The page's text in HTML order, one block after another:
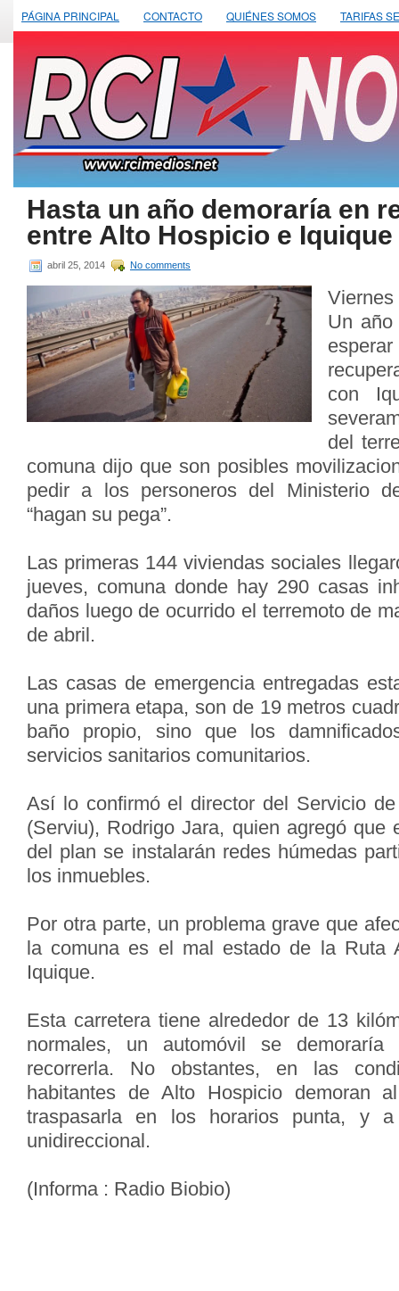
PÁGINA PRINCIPAL CONTACTO QUIÉNES SOMOS TARIFAS
Hasta un año demoraría en
entre Alto Hospicio e Iquique
abril 25, 2014 No comments
Un
con
del
comuna dijo que son posibles
pedir a los personeros del Ministerio
“hagan su pega”.
Las primeras 144 viviendas sociales
jueves, comuna donde hay 290 casas
daños luego de ocurrido el terremoto de
de abril.
Las casas de emergencia entregadas
una primera etapa, son de 19 metros
baño propio, sino que los
servicios sanitarios comunitarios.
Así lo confirmó el director del Servicio
(Serviu), Rodrigo Jara, quien agregó que
del plan se instalarán redes húmedas
los inmuebles.
Por otra parte, un problema grave que
la comuna es el mal estado de la Ruta
Iquique.
Esta carretera tiene alrededor de 13
normales, un automóvil se
recorrerla. No obstantes, en las
habitantes de Alto Hospicio demoran
traspasarla en los horarios punta, y
unidireccional.
(Informa : Radio Biobio)